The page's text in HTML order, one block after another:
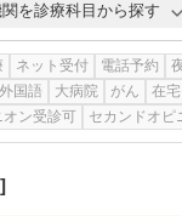
を診療科目から探す
ネット受付 電話予約
外国語 大病院 がん 在宅
オン受診可
セカンドオピ